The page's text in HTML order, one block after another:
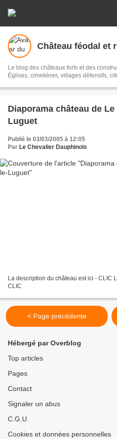
Château féodal et
Le blog des châteaux forts et des
Églises, cimetières, villages défensifs,
Diaporama château de
Luguet
Publié le 03/03/2005 à 12:05
Par Le Chevalier Dauphinois
La description du château est ici - CLIC
CLIC
< Page précédente
Hébergé par Overblog
Top articles
Pages
Contact
Signaler un abus
C.G.U.
Cookies et données personnelles